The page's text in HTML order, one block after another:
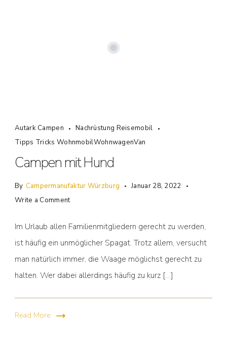
Autark Campen
Nachrüstung Reisemobil
Tipps Tricks WohnmobilWohnwagenVan
Campen mit Hund
By Campermanufaktur Würzburg
Januar 28, 2022
Write a Comment
Im Urlaub allen Familienmitgliedern gerecht zu werden,
ist häufig ein unmöglicher Spagat. Trotz allem, versucht
man natürlich immer, die Waage möglichst gerecht zu
halten. Wer dabei allerdings häufig zu kurz […]
Read More